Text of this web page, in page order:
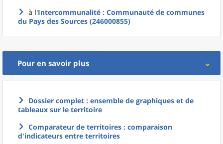
à l'Intercommunalité : Communauté de communes
du Pays des Sources (246000855)
Pour en savoir plus
Dossier complet : ensemble de graphiques et de
tableaux sur le territoire
Comparateur de territoires : comparaison
d'indicateurs entre territoires